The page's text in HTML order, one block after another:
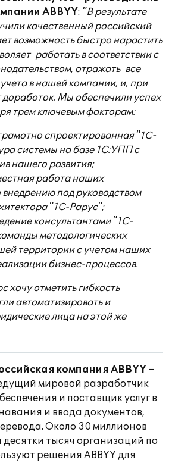
ABBYY: "В результате
качественный российский
возможность быстро нарастить
работать в соответствии с
отражать все
в нашей компании, и, при
доработок. Мы обеспечили успех
трем ключевым факторам:
спроектированная "1С-
системы на базе 1С:УПП с
нашего развития;
работа наших
под руководством
"1С-Рарус";
консультантами "1С-
методологических
территории с учетом наших
бизнес-процессов.
хочу отметить гибкость
автоматизировать и
лица на этой же
компания ABBYY –
мировой разработчик
и поставщик услуг в
и ввода документов,
Около 30 миллионов
десятки тысяч организаций по
решения ABBYY для